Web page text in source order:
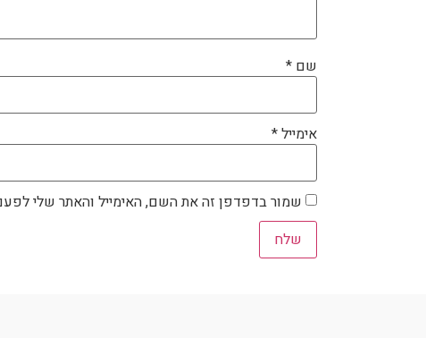
שם *
אימייל*
שמור בדפדפן זה את השם, האימייל והאתר שלי